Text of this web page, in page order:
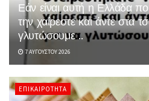
Εάν είναι αυτή η Ελλάδα
την χαίρεστε και άντε στα
γλυτώσουμε ..
7 ΑΥΓΟΎΣΤΟΥ 2026
ΕΠΙΚΑΙΡΌΤΗΤΑ